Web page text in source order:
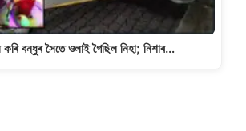
কৰি বন্ধুৰ সৈতে ওলাই গৈছিল নিহা; নিশাৰ…